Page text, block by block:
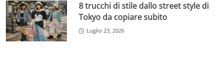
8 trucchi di stile dallo street style di
Tokyo da copiare subito
Luglio 23, 2026